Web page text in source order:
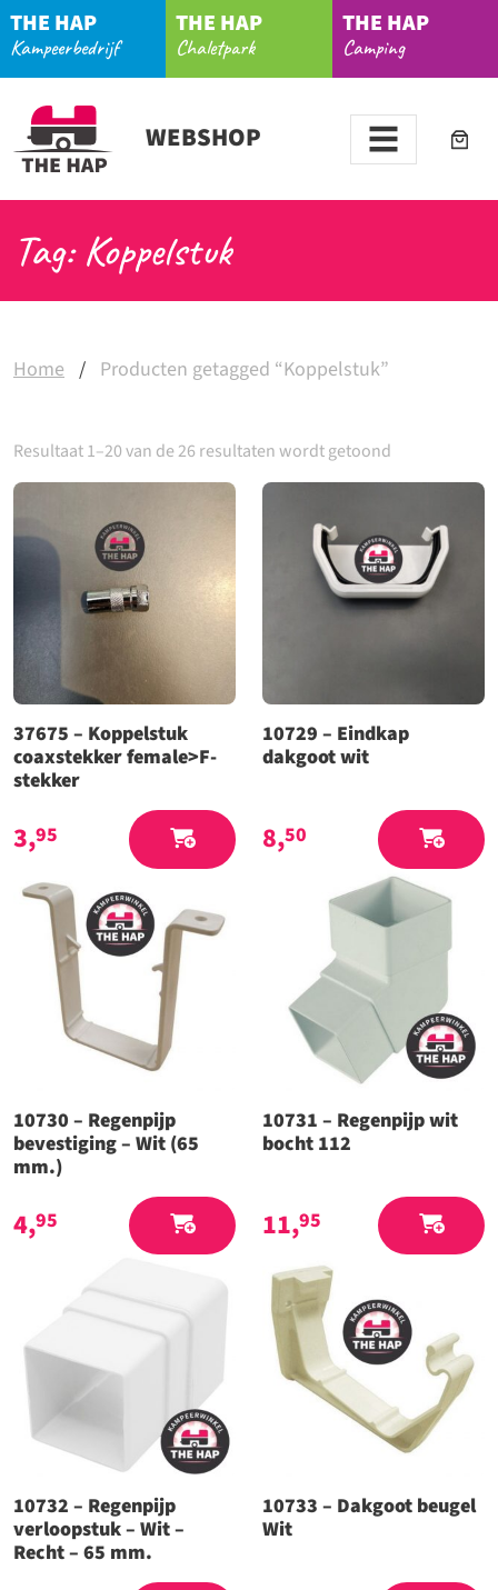
THE HAP
Kampeerbedrijf
THE HAP
Chaletpark
THE HAP
Camping
WEBSHOP
Tag: Koppelstuk
Home / Producten getagged “Koppelstuk”
Resultaat 1–20 van de 26 resultaten wordt getoond
37675 – Koppelstuk
coaxstekker female>F-
stekker
3,95
10729 – Eindkap
dakgoot wit
8,50
10730 – Regenpijp
bevestiging – Wit (65
mm.)
4,95
10731 – Regenpijp wit
bocht 112
11,95
10732 – Regenpijp
verloopstuk – Wit –
Recht – 65 mm.
10733 – Dakgoot beugel
Wit